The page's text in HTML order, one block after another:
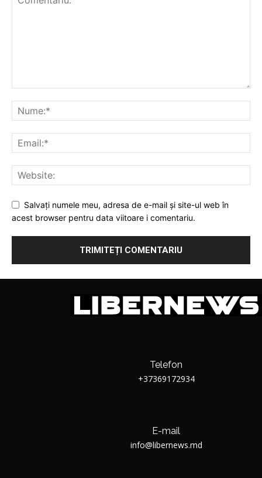
Salvați numele meu, adresa de e-mail și site-ul web în
acest browser pentru data viitoare i comentariu.
Telefon
+37369172934
E-mail
info@libernews.md